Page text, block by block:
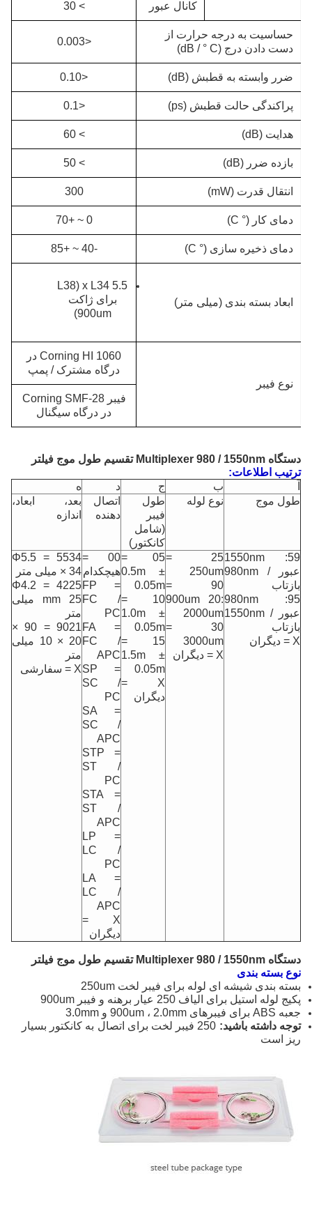
کانال عبور > 30
حساسیت به درجه حرارت از
دست دادن درج (dB / ° C)
<0.003
ضرر وابسته به قطبش (dB) <0.10
پراکندگی حالت قطبش (ps) <0.1
هدایت (dB) > 60
بازده ضرر (dB) > 50
انتقال قدرت (mW) 300
دمای کار (° C) 0 ~ +70
دمای ذخیره سازی (° C) -40 ~ +85
ابعاد بسته بندی (میلی متر)
5.5 x L34 (L38
برای ژاکت
900um)
نوع فیبر
Corning HI 1060 در
درگاه مشترک / پمپ
فیبر Corning SMF-28
در درگاه سیگنال
دستگاه Multiplexer 980 / 1550nm تقسیم طول موج فیلتر
ترتیب اطلاعات:
ب ج د
ه
طول موج
نوع لوله
طول
فیبر
(شامل
کانکتور)
اتصال
دهنده
بعد، ابعاد،
اندازه
59: 1550nm
عبور / 980nm
بازتاب
95: 980nm
عبور / 1550nm
بازتاب
X = دیگران
25 =
250um
90 =
900um 20:
2000um
30 =
3000um
X = دیگران
05 =
0.5m ±
0.05m
10 =
1.0m ±
0.05m
15 =
1.5m ±
0.05m
X =
دیگران
00 =
هیچکدام
FP =
FC /
PC
FA =
FC /
APC
SP =
SC /
PC
SA =
SC /
APC
STP =
ST /
PC
STA =
ST /
APC
LP =
LC /
PC
LA =
LC /
APC
X =
دیگران
5534 = Φ5.5
× 34 میلی متر
4225 = Φ4.2
mm 25 میلی
متر
9021 = 90 ×
20 × 10 میلی
متر
X = سفارشی
دستگاه Multiplexer 980 / 1550nm تقسیم طول موج فیلتر
نوع بسته بندی
بسته بندی شیشه ای لوله برای فیبر لخت 250um
پکیج لوله استیل برای الیاف 250 عیار برهنه و فیبر 900um
جعبه ABS برای فیبرهای 900um ، 2.0mm و 3.0mm
توجه داشته باشید:
250 فیبر لخت برای اتصال به کانکتور بسیار
ریز است